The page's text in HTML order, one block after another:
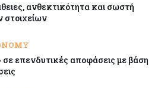
09-08-2026
(για την ώρα) για τη θαλάσσια
ανθεκτικότητα και σωστή
σε επενδυτικές αποφάσεις με βάση